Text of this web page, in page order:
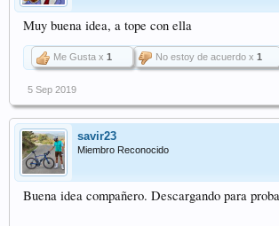
Muy buena idea, a tope con ella
Me Gusta x 1 No estoy de acuerdo x 1
5 Sep 2019
savir23
Miembro Reconocido
Buena idea compañero. Descargando para